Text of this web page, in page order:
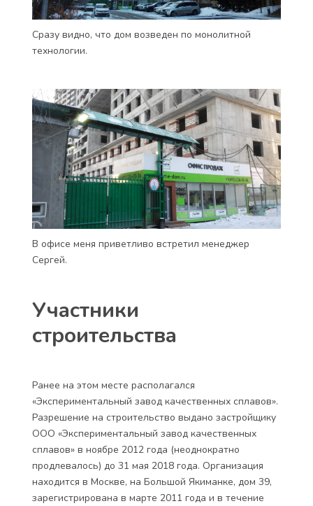
Сразу видно, что дом возведен по монолитной
технологии.
В офисе меня приветливо встретил менеджер
Сергей.
Участники
строительства
Ранее на этом месте располагался
«Экспериментальный завод качественных сплавов».
Разрешение на строительство выдано застройщику
ООО «Экспериментальный завод качественных
сплавов» в ноябре 2012 года (неоднократно
продлевалось) до 31 мая 2018 года. Организация
находится в Москве, на Большой Якиманке, дом 39,
зарегистрирована в марте 2011 года и в течение